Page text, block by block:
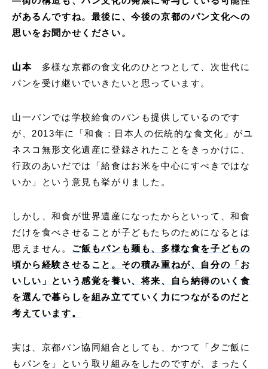
があるんですね。最後に、今後の京都のパン文化への
思いをお聞かせください。
山本
多様な京都の食文化のひとつとして、次世代に
パンを受け継いでいきたいと思っています。
山一パンでは学校給食のパンも提供しているのです
が、2013年に「和食：日本人の伝統的な食文化」がユ
ネスコ無形文化遺産に登録されたことをきっかけに、
行政のあいだでは「給食はお米を中心にすべきではな
いか」という意見も挙がりました。
しかし、和食が世界遺産になったからといって、和食
だけを食べさせることが子どもたちのためになるとは
思えません。 ご飯もパンも麺も、多様な食を子どもの
頃から経験させること。その積み重ねが、自分の「お
いしい」という感覚を養い、将来、自ら納得のいく食
を選んで暮らしを組み立てていく力につながるのだと
考えています。
実は、京都パン協同組合としても、かつて「夕ご飯に
もパンを」という取り組みをしたのですが、まったく